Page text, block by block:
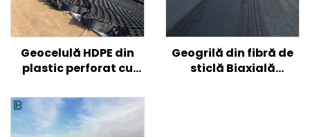
Geocelulă HDPE din
plastic perforat cu
armarea solului de
drum/ deal/ pantă
Geogrilă din fibră de
sticlă Biaxială